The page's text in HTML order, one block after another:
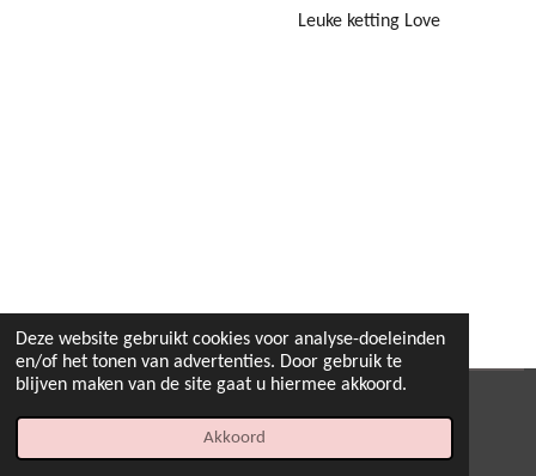
Deze website gebruikt cookies voor analyse-doeleinden
en/of het tonen van advertenties. Door gebruik te
blijven maken van de site gaat u hiermee akkoord.
Akkoord
Leuke ketting Love